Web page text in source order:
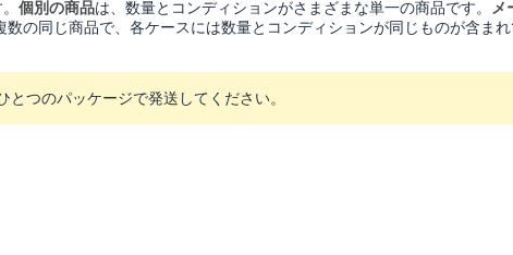
個別の商品は、数量とコンディションがさまざまな単一の商品です。
メ
数の同じ商品で、各ケースには数量とコンディションが同じものが含まれ
つのパッケージで発送してください。